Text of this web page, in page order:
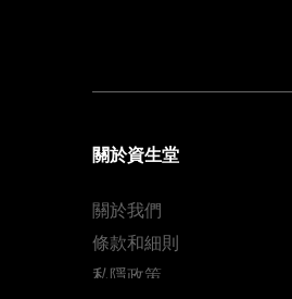
關於資生堂
關於我們
條款和細則
私隱政策